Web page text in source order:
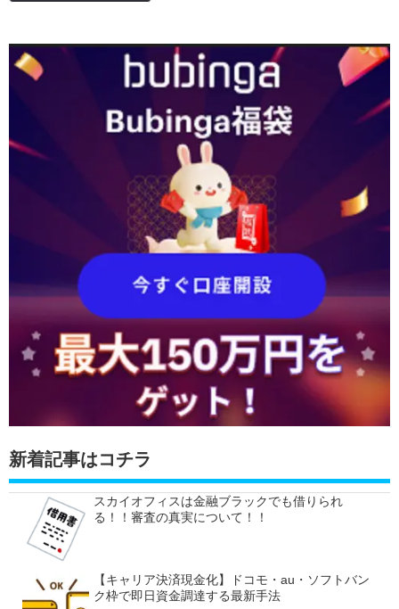
新着記事はコチラ
スカイオフィスは金融ブラックでも借りられ
る！！審査の真実について！！
【キャリア決済現金化】ドコモ・au・ソフトバン
ク枠で即日資金調達する最新手法